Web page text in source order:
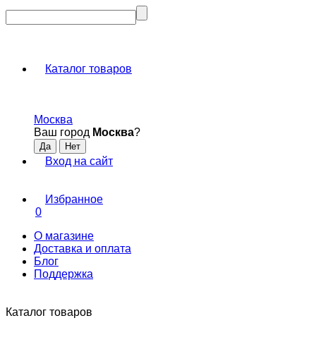
Каталог товаров
Москва
Ваш город Москва?
Вход на сайт
Избранное
0
О магазине
Доставка и оплата
Блог
Поддержка
Каталог товаров